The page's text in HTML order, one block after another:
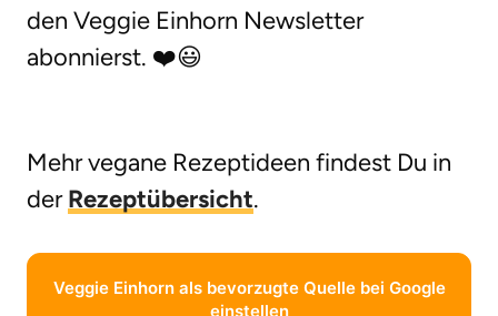
den Veggie Einhorn Newsletter
abonnierst. ❤️😃
Mehr vegane Rezeptideen findest Du in
derRezeptübersicht.
Veggie Einhorn als bevorzugte Quelle bei Google
einstellen